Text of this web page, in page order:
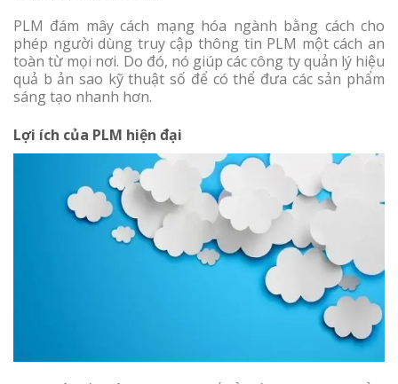
PLM đám mây cách mạng hóa ngành bằng cách cho
phép người dùng truy cập thông tin PLM một cách an
toàn từ mọi nơi. Do đó, nó giúp các công ty quản lý hiệu
quả b ản sao kỹ thuật số để có thể đưa các sản phẩm
sáng tạo nhanh hơn.
Lợi ích của PLM hiện đại